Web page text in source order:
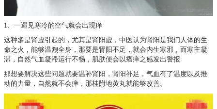
1、一遇见寒冷的空气就会出现痒
这种多是肾虚引起的，尤其是肾阳虚，中医认为肾阳是我们人体的生
命之火，能够温煦全身，那要是肾阳不足，就会内生寒邪，而寒主凝
滞，自然气血凝滞运行不畅，肌肤便会以瘙痒之感发出警报
那想要解决这些问题就要温补肾阳，肾阳补足，气血有了温度以及推
动的力量，自然就不会痒，那桂附地黄丸就能够改善。